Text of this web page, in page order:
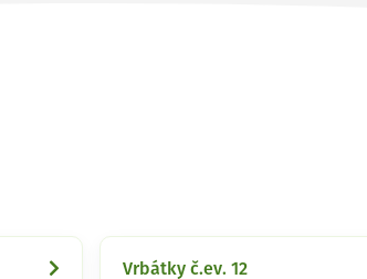
Vrbátky č.ev. 12